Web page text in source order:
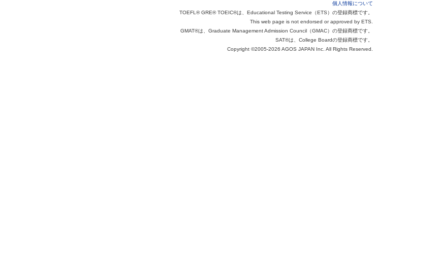
個人情報について
TOEFL® GRE® TOEIC®は、Educational Testing Service（ETS）の登録商標です。
This web page is not endorsed or approved by ETS.
GMAT®は、Graduate Management Admission Council（GMAC）の登録商標です。
SAT®は、College Boardの登録商標です。
Copyright ©2005-2026 AGOS JAPAN Inc. All Rights Reserved.